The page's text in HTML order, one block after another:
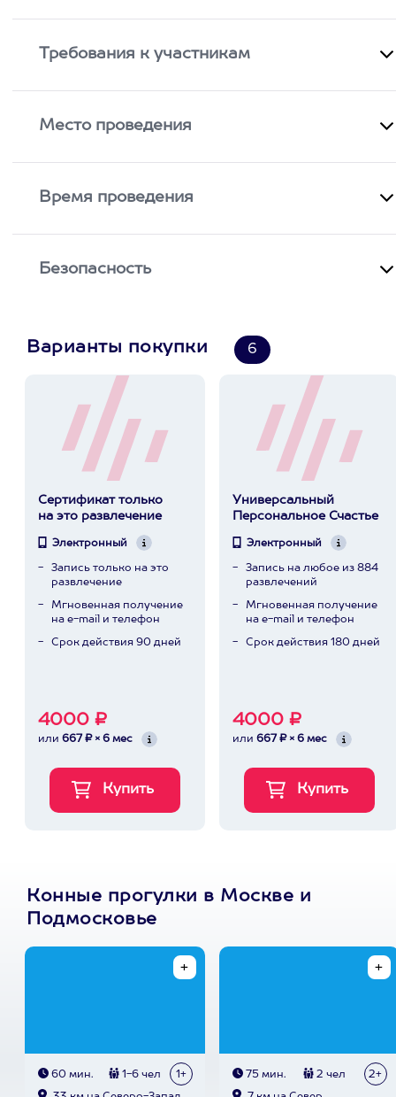
Требования к участникам
Место проведения
Время проведения
Безопасность
Варианты покупки 6
Сертификат только
на это развлечение
Электронный
Запись только на это
развлечение
Мгновенная получение
на e-mail и телефон
Срок действия 90 дней
4000 ₽
или 667 ₽ × 6 мес
Универсальный
Персональное Счастье
Электронный
Запись на любое из 884
развлечений
Мгновенная получение
на e-mail и телефон
Срок действия 180 дней
4000 ₽
или 667 ₽ × 6 мес
Конные прогулки в Москве и
Подмосковье
60 мин. 1-6 чел 1+ 75 мин. 2 чел 2+